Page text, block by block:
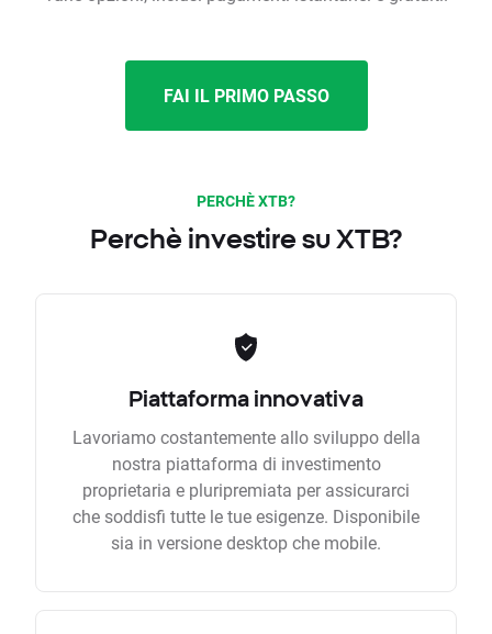
FAI IL PRIMO PASSO
PERCHÈ XTB?
Perchè investire su XTB?
Piattaforma innovativa
Lavoriamo costantemente allo sviluppo della
nostra piattaforma di investimento
proprietaria e pluripremiata per assicurarci
che soddisfi tutte le tue esigenze. Disponibile
sia in versione desktop che mobile.